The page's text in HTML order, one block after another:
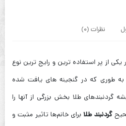
نظرات (0)
از پر استفاده ترین و رایج ترین نوع
طوری که در گنجینه های یافت شده
گردنبندهای طلا بخش بزرگی از آنها را
گردنبند طلابرای خانم‌ها تاثیر مثبت و